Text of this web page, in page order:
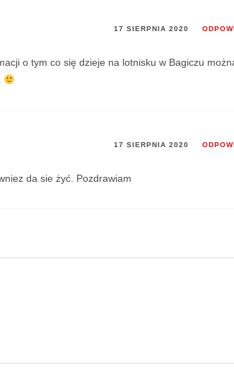
17 SIERPNIA 2020
o tym co się dzieje na lotnisku w Bagiczu
17 SIERPNIA 2020
da sie żyć. Pozdrawiam